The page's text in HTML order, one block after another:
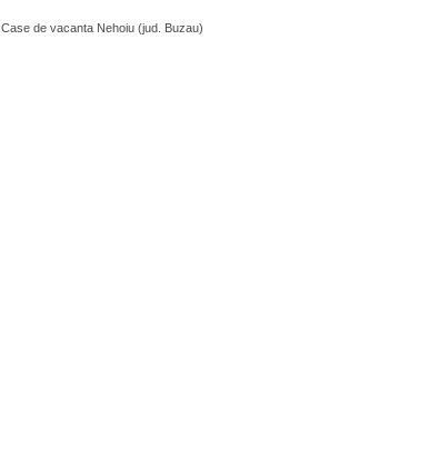
Case de vacanta Nehoiu (jud. Buzau)